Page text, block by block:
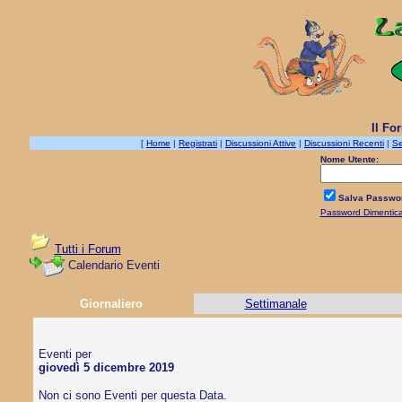
Il
[ Home | Registrati | Discussioni Attive | Discussioni Recenti |
Nome Utente:
Salva
Password
Tutti i Forum
Calendario Eventi
Giornaliero Settimanale
Eventi per
giovedì 5 dicembre 2019
Non ci sono Eventi per questa Data.